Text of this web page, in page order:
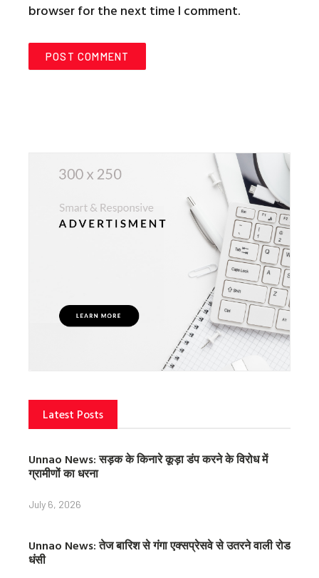
browser for the next time I comment.
Latest Posts
Unnao News: सड़क के किनारे कूड़ा डंप करने के विरोध में
ग्रामीणों का धरना
July 6, 2026
Unnao News: तेज बारिश से गंगा एक्सप्रेसवे से उतरने वाली रोड
धंसी